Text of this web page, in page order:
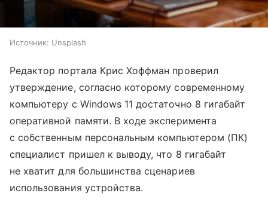
Источник: Unsplash
Редактор портала Крис Хоффман проверил
утверждение, согласно которому современному
компьютеру с Windows 11 достаточно 8 гигабайт
оперативной памяти. В ходе эксперимента
с собственным персональным компьютером (ПК)
специалист пришел к выводу, что 8 гигабайт
не хватит для большинства сценариев
использования устройства.